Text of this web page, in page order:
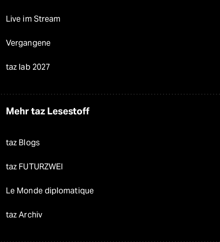
Live im Stream
Vergangene
taz lab 2027
Mehr taz Lesestoff
taz Blogs
taz FUTURZWEI
Le Monde diplomatique
taz Archiv